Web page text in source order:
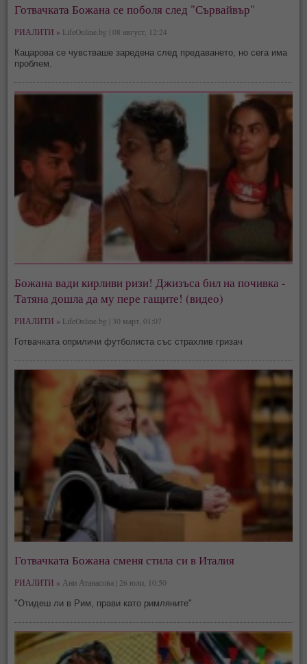
Готвачката Божана се поболя след "Сървайвър"
РИАЛИТИ » LifeOnline.bg | 08 август, 12:24
Кацарова се чувстваше заредена след предаването, но сега има
проблем.
Божана вади кирливи ризи! Джизъса бил на почивка -
Татяна дошла да му пере гащите! (видео)
РИАЛИТИ » LifeOnline.bg | 30 март, 01:07
Готвачката оприличи футболиста със страхлив гризач
Готвачката Божана сменя стила си в Италия
РИАЛИТИ » Ани Атанасова | 26 юли, 10:50
"Отидеш ли в Рим, прави като римляните"